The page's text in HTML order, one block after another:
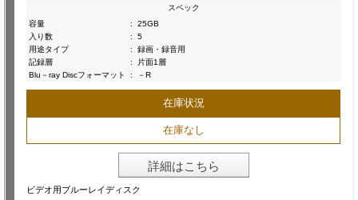
スペック
容量
:
25GB
入り数
:
5
用途タイプ
:
録画・録音用
記録層
:
片面1層
Blu－ray Discフォーマット
: －R
在庫状況
在庫なし
詳細はこちら
ビデオ用ブルーレイディスク